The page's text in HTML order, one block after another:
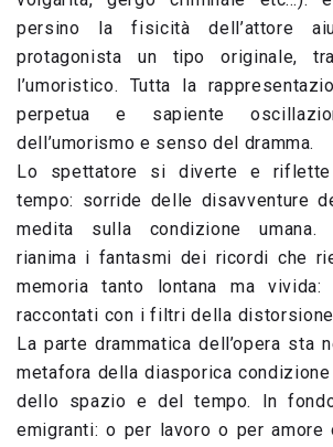
persino la fisicità dell’attore
protagonista un tipo originale,
l’umoristico. Tutta la
perpetua e sapiente
dell’umorismo e senso del dramma.
Lo spettatore si diverte e
tempo: sorride delle disavventure
medita sulla condizione umana.
rianima i fantasmi dei ricordi che
memoria tanto lontana ma
raccontati con i filtri della
La parte drammatica dell’opera sta
metafora della diasporica condizione
dello spazio e del tempo. In
emigranti: o per lavoro o per